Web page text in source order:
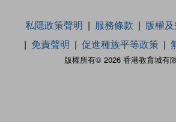
版權所有© 2026 香港教育城有
私隱政策聲明 服務條款
版權
免責聲明
促進種族平等政策